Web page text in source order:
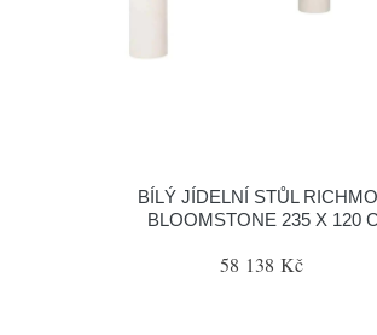
BÍLÝ JÍDELNÍ STŮL
BLOOMSTONE 235 X 120
58 138 Kč